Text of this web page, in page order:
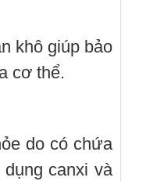
khô giúp bảo
cơ thể.
do có chứa
canxi và